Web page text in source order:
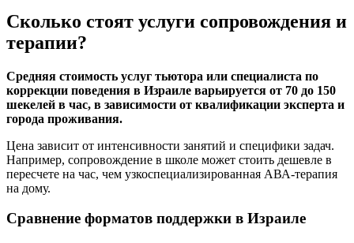
Сколько стоят услуги сопровождения и
терапии?
Средняя стоимость услуг тьютора или специалиста по
коррекции поведения в Израиле варьируется от 70 до 150
шекелей в час, в зависимости от квалификации эксперта и
города проживания.
Цена зависит от интенсивности занятий и специфики задач.
Например, сопровождение в школе может стоить дешевле в
пересчете на час, чем узкоспециализированная АВА-терапия
на дому.
Сравнение форматов поддержки в Израиле